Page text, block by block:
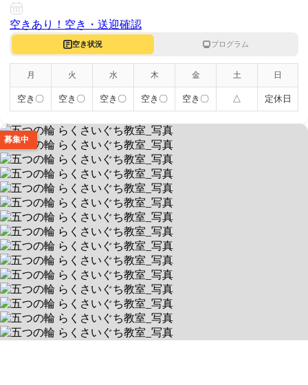
空きあり！ 空き・送迎確認
空き状況 プログラム
月 火 水 木 金 土 日
空き〇 空き〇 空き〇 空き〇 空き〇 △ 定休日
募集中
五つの輪 らくさいぐち教室
💻【就労特化】ITスキル習得🖱️
送迎なし/当エリア対応 空きあり
平日 10:00～19:00 / 土 9:00～18:00
京都府向日市寺戸町八反田8-54